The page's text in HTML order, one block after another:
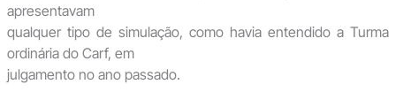
apresentavam
qualquer tipo de simulação, como havia entendido a Turma
ordinária do Carf, em
julgamento no ano passado.